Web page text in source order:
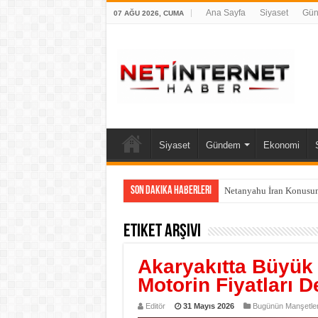
07 AĞU 2026, CUMA Ana Sayfa Siyaset
Siyaset Gündem Ekonomi
Son Dakika Haberleri Netanyahu İran
Etiket Arşivi
Akaryakıtta
Motorin Fiyatları
Editör 31 Mayıs 2026 Bugünün